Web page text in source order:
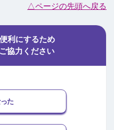
△ページの先頭へ戻る
利にするため
協力ください
た